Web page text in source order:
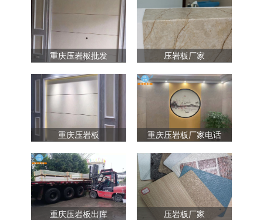
重庆压岩板批发 压岩板厂家
重庆压岩板 重庆压岩板厂家电话
重庆压岩板出库 压岩板厂家